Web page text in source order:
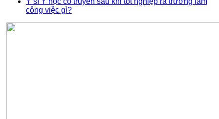
công việc gì?